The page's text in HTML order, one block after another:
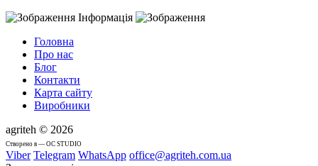
Інформація
Головна
Про нас
Блог
Контакти
Карта сайту
Виробники
agriteh © 2026
Cтворено в — OC STUDIO
Viber Telegram WhatsApp office@agriteh.com.ua